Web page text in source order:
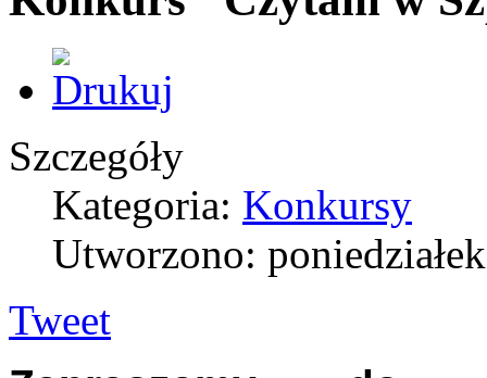
Szczegóły
Kategoria: Konkursy
Utworzono:
Tweet